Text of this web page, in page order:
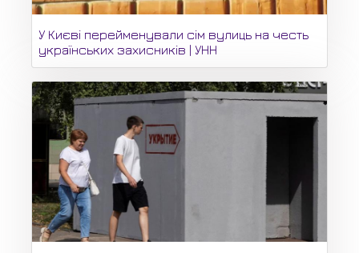
У Києві перейменували сім вулиць на честь
українських захисників | УНН